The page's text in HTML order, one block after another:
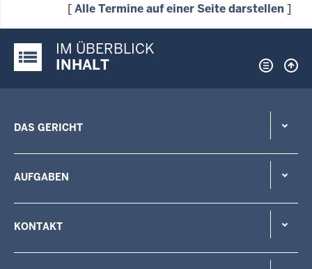
[Alle Termine auf einer Seite darstellen ]
Justiz-Portal im Überblick:
IM ÜBERBLICK
INHALT
DAS GERICHT
AUFGABEN
KONTAKT